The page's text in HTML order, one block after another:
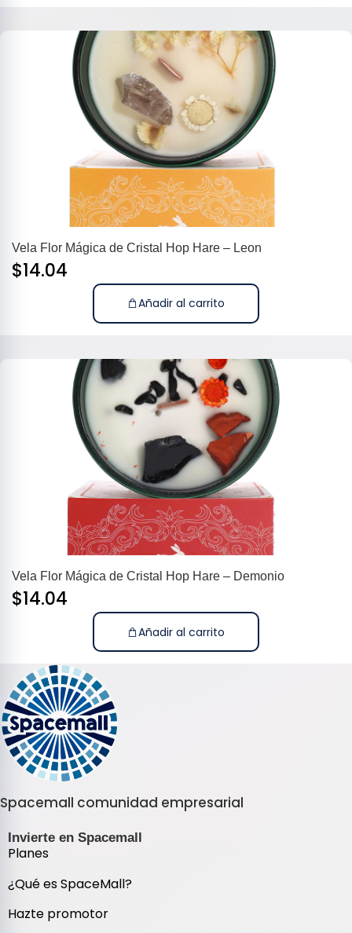
Vela Flor Mágica de Cristal Hop Hare – Leon
$14.04
Añadir al carrito
Vela Flor Mágica de Cristal Hop Hare – Demonio
$14.04
Añadir al carrito
Spacemall comunidad empresarial
Invierte en Spacemall
Planes
¿Qué es SpaceMall?
Hazte promotor